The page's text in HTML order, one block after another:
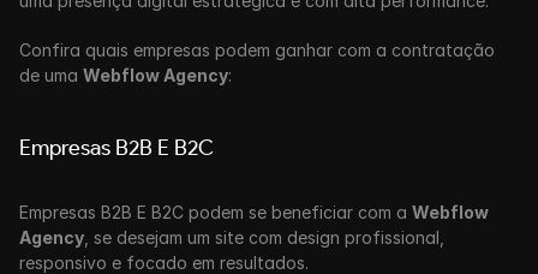
Confira quais empresas podem ganhar com a contratação
de uma Webflow Agency:
Empresas B2B E B2C
Empresas B2B E B2C podem se beneficiar com a Webflow
Agency , se desejam um site com design profissional,
responsivo e focado em resultados.